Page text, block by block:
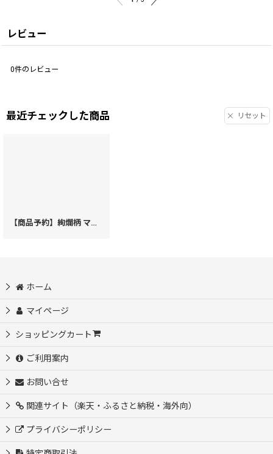
レビュー
0件のレビュー
最近チェックした商品 リセット
【商品予約】絢爛柄 マカロンポーチ［t］
ホーム
マイページ
ショッピングカート
ご利用案内
お問い合せ
関連サイト（楽天・ふるさと納税・海外向）
プライバシーポリシー